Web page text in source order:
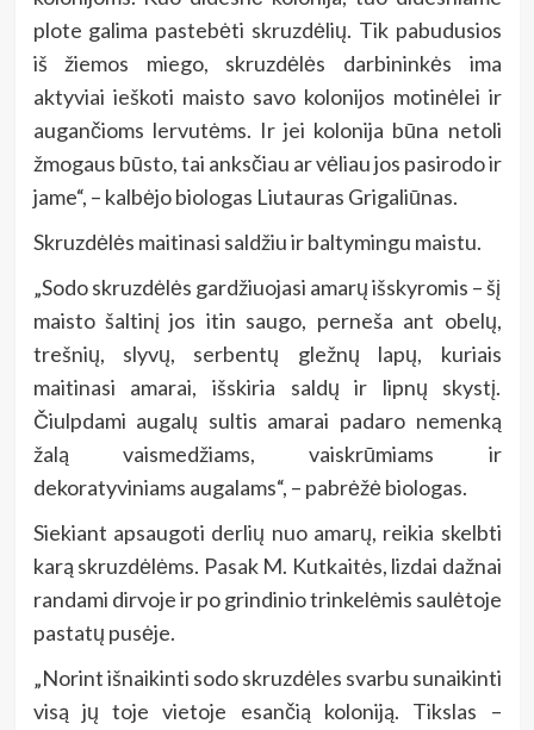
plote galima pastebėti skruzdėlių. Tik pabudusios
iš žiemos miego, skruzdėlės darbininkės ima
aktyviai ieškoti maisto savo kolonijos motinėlei ir
augančioms lervutėms. Ir jei kolonija būna netoli
žmogaus būsto, tai anksčiau ar vėliau jos pasirodo ir
jame“, – kalbėjo biologas Liutauras Grigaliūnas.
Skruzdėlės maitinasi saldžiu ir baltymingu maistu.
„Sodo skruzdėlės gardžiuojasi amarų išskyromis – šį
maisto šaltinį jos itin saugo, perneša ant obelų,
trešnių, slyvų, serbentų gležnų lapų, kuriais
maitinasi amarai, išskiria saldų ir lipnų skystį.
Čiulpdami augalų sultis amarai padaro nemenką
žalą vaismedžiams, vaiskrūmiams ir
dekoratyviniams augalams“, – pabrėžė biologas.
Siekiant apsaugoti derlių nuo amarų, reikia skelbti
karą skruzdėlėms. Pasak M. Kutkaitės, lizdai dažnai
randami dirvoje ir po grindinio trinkelėmis saulėtoje
pastatų pusėje.
„Norint išnaikinti sodo skruzdėles svarbu sunaikinti
visą jų toje vietoje esančią koloniją. Tikslas –